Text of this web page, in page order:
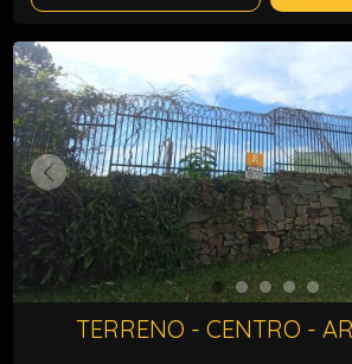
TERRENO - CENTRO -